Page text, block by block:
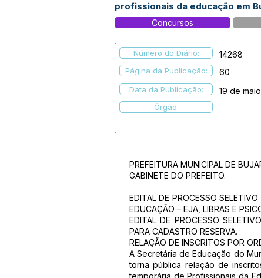
profissionais da educação em
Concursos
Número do Diário: 14268
Página da Publicação: 60
Data da Publicação: 19 de
Órgão:
PREFEITURA MUNICIPAL DE
GABINETE DO PREFEITO.
EDITAL DE PROCESSO
EDUCAÇÃO – EJA, LIBRAS E
EDITAL DE PROCESSO
PARA CADASTRO RESERVA.
RELAÇÃO DE INSCRITOS POR
A Secretária de Educação do
torna pública relação de
temporária de Profissionais da